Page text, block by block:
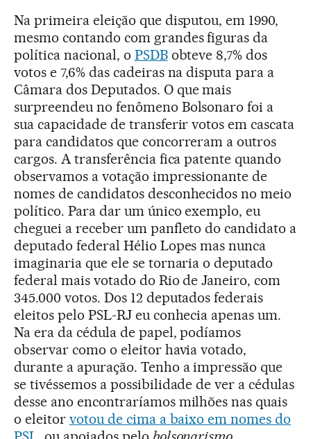
Na primeira eleição que disputou, em 1990,
mesmo contando com grandes figuras da
política nacional, o PSDBobteve 8,7% dos
votos e 7,6% das cadeiras na disputa para a
Câmara dos Deputados. O que mais
surpreendeu no fenômeno Bolsonaro foi a
sua capacidade de transferir votos em cascata
para candidatos que concorreram a outros
cargos. A transferência fica patente quando
observamos a votação impressionante de
nomes de candidatos desconhecidos no meio
político. Para dar um único exemplo, eu
cheguei a receber um panfleto do candidato a
deputado federal Hélio Lopes mas nunca
imaginaria que ele se tornaria o deputado
federal mais votado do Rio de Janeiro, com
345.000 votos. Dos 12 deputados federais
eleitos pelo PSL-RJ eu conhecia apenas um.
Na era da cédula de papel, podíamos
observar como o eleitor havia votado,
durante a apuração. Tenho a impressão que
se tivéssemos a possibilidade de ver a cédulas
desse ano encontraríamos milhões nas quais
o eleitor votou de cima a baixo em nomes do